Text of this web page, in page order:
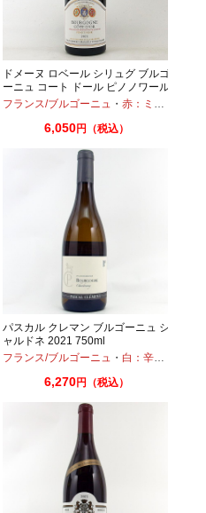
シャルドネ
ドメーヌ ロベール シリュグ ブルゴ
ーニュ コート ドール ピノノワール
2021 750ml
フランス/ブルゴーニュ ・ 赤：ミディアムボディ
6,050円（税込）
・ピノノワール
パスカル クレマン ブルゴーニュ シ
ャルドネ 2021 750ml
フランス/ブルゴーニュ ・ 白：辛口
6,270円（税込）